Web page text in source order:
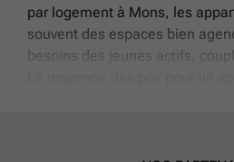
par logement à Mons, les
souvent des espaces bien
besoins des jeunes actifs,
La moyenne des prix pour un